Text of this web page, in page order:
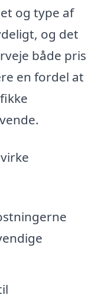
og type af
og det
både pris
en fordel at